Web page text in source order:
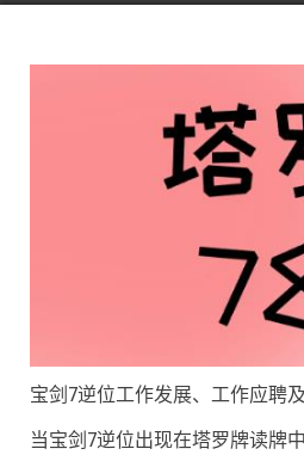
宝剑7逆位工作发展、工作应聘
当宝剑7逆位出现在塔罗牌读牌